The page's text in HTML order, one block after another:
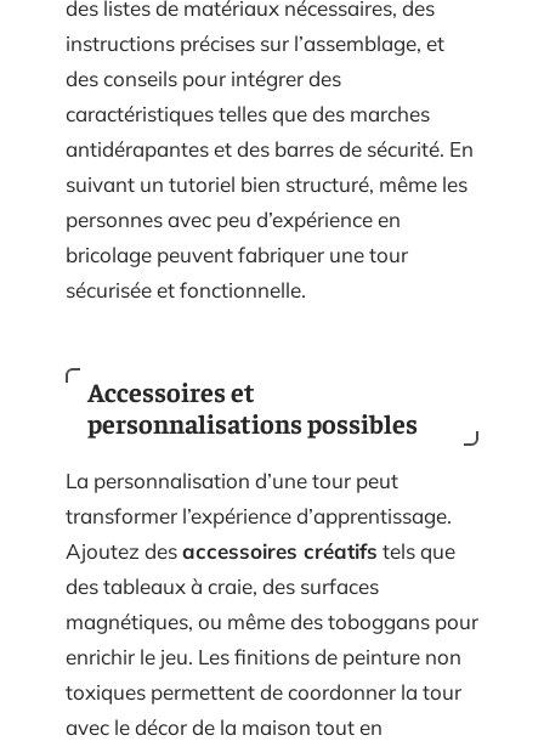
des listes de matériaux nécessaires, des
instructions précises sur l’assemblage, et
des conseils pour intégrer des
caractéristiques telles que des marches
antidérapantes et des barres de sécurité. En
suivant un tutoriel bien structuré, même les
personnes avec peu d’expérience en
bricolage peuvent fabriquer une tour
sécurisée et fonctionnelle.
Accessoires et
personnalisations possibles
La personnalisation d’une tour peut
transformer l’expérience d’apprentissage.
Ajoutez desaccessoires créatifs tels que
des tableaux à craie, des surfaces
magnétiques, ou même des toboggans pour
enrichir le jeu. Les finitions de peinture non
toxiques permettent de coordonner la tour
avec le décor de la maison tout en